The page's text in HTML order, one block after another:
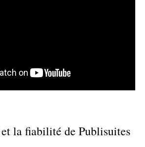
la fiabilité de Publisuites